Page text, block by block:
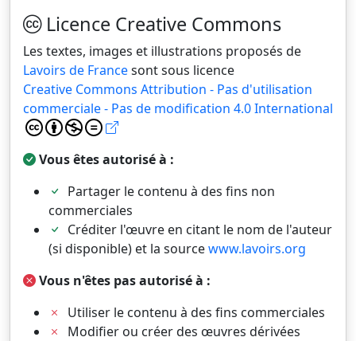
Licence Creative Commons
Les textes, images et illustrations proposés de
Lavoirs de Francesont sous licence
Creative Commons Attribution - Pas d'utilisation
commerciale - Pas de modification 4.0 International
Vous êtes autorisé à :
Partager le contenu à des fins non
commerciales
Créditer l'œuvre en citant le nom de l'auteur
(si disponible) et la sourcewww.lavoirs.org
Vous n'êtes pas autorisé à :
Utiliser le contenu à des fins commerciales
Modifier ou créer des œuvres dérivées